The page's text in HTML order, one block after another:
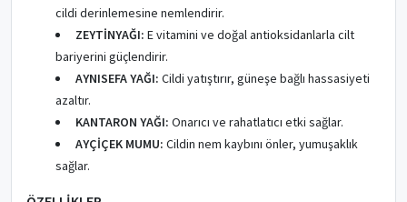
cildi derinlemesine nemlendirir.
ZEYTİNYAĞI: E vitamini ve doğal antioksidanlarla cilt
bariyerini güçlendirir.
AYNISEFA YAĞI: Cildi yatıştırır, güneşe bağlı hassasiyeti
azaltır.
KANTARON YAĞI: Onarıcı ve rahatlatıcı etki sağlar.
AYÇİÇEK MUMU: Cildin nem kaybını önler, yumuşaklık
sağlar.